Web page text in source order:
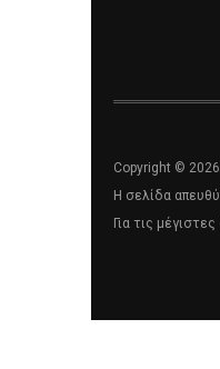
Copyright ©
Η σελίδα
Για τις